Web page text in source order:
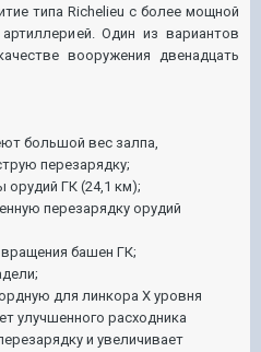
типа Richelieu с более мощной
Один из вариантов
вооружения двенадцать
большой вес залпа,
перезарядку;
орудий ГК (24,1 км);
перезарядку орудий
башен ГК;
для линкора Х уровня
улучшенного расходника
и увеличивает